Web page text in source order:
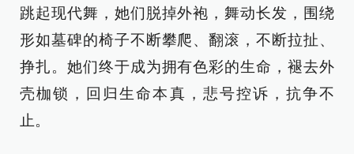
跳起现代舞，她们脱掉外袍，舞动长发，围绕
形如墓碑的椅子不断攀爬、翻滚，不断拉扯、
挣扎。她们终于成为拥有色彩的生命，褪去外
壳枷锁，回归生命本真，悲号控诉，抗争不
止。